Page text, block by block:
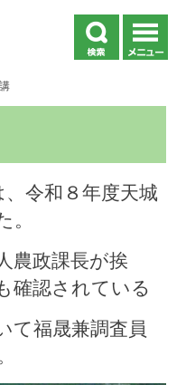
令和８年度天城
。
農政課長が挨
確認されている
て福晟兼調査員